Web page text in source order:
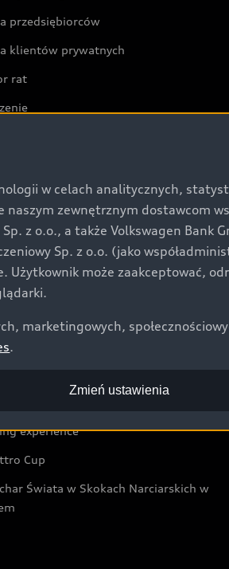
przedsiębiorców
klientów prywatnych
rat
i historie postępu
Festiwal
Sztuki Nowoczesnej w Warszawie
experience
Cup
Świata w Skokach Narciarskich w
w celach analitycznych,
naszym zewnętrznym dostawcom
z o.o., a także Volkswagen Bank
Sp. z o.o. (jako
Użytkownik może zaakceptować,
marketingowych,
.
Zmień ustawienia